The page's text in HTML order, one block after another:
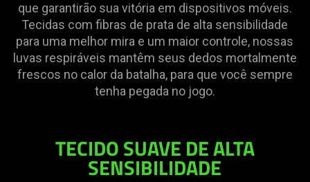
que garantirão sua vitória em dispositivos móveis.
Tecidas com fibras de prata de alta sensibilidade
para uma melhor mira e um maior controle, nossas
luvas respiráveis mantêm seus dedos mortalmente
frescos no calor da batalha, para que você sempre
tenha pegada no jogo.
TECIDO SUAVE DE ALTA
SENSIBILIDADE